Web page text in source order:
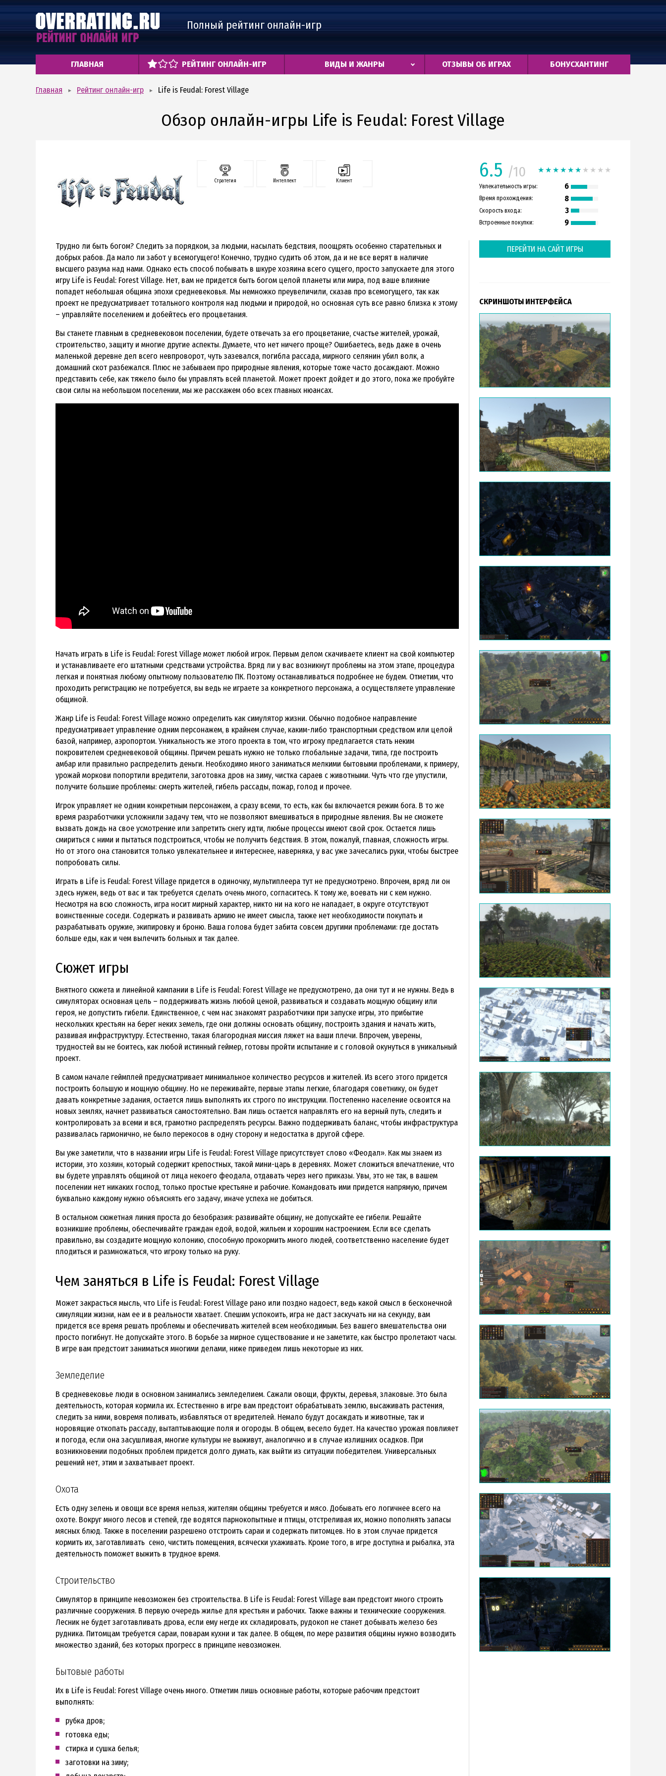
Полный рейтинг онлайн-игр
ГЛАВНАЯ РЕЙТИНГ ОНЛАЙН-ИГР ВИДЫ И ЖАНРЫ ОТЗЫВЫ ОБ ИГРАХ БОНУСХАНТИНГ
Главная Рейтинг онлайн-игр Life is Feudal: Forest Village
Обзор онлайн-игры Life is Feudal: Forest Village
Стратегия Интеллект Клиент 6.5 /10
Увлекательность игры: 6
Время прохождения: 8
Скорость входа: 3
Встроенные покупки: 9
Трудно ли быть богом? Следить за порядком, за людьми, насылать бедствия, поощрять особенно старательных и
добрых рабов. Да мало ли забот у всемогущего! Конечно, трудно судить об этом, да и не все верят в наличие
высшего разума над нами. Однако есть способ побывать в шкуре хозяина всего сущего, просто запускаете для этого
игру Life is Feudal: Forest Village. Нет, вам не придется быть богом целой планеты или мира, под ваше влияние
попадет небольшая община эпохи средневековья. Мы немножко преувеличили, сказав про всемогущего, так как
проект не предусматривает тотального контроля над людьми и природой, но основная суть все равно близка к этому
– управляйте поселением и добейтесь его процветания.
Вы станете главным в средневековом поселении, будете отвечать за его процветание, счастье жителей, урожай,
строительство, защиту и многие другие аспекты. Думаете, что нет ничего проще? Ошибаетесь, ведь даже в очень
маленькой деревне дел всего невпроворот, чуть зазевался, погибла рассада, мирного селянин убил волк, а
домашний скот разбежался. Плюс не забываем про природные явления, которые тоже часто досаждают. Можно
представить себе, как тяжело было бы управлять всей планетой. Может проект дойдет и до этого, пока же пробуйте
свои силы на небольшом поселении, мы же расскажем обо всех главных нюансах.
Начать играть в Life is Feudal: Forest Village может любой игрок. Первым делом скачиваете клиент на свой компьютер
и устанавливаете его штатными средствами устройства. Вряд ли у вас возникнут проблемы на этом этапе, процедура
легкая и понятная любому опытному пользователю ПК. Поэтому останавливаться подробнее не будем. Отметим, что
проходить регистрацию не потребуется, вы ведь не играете за конкретного персонажа, а осуществляете управление
общиной.
Жанр Life is Feudal: Forest Village можно определить как симулятор жизни. Обычно подобное направление
предусматривает управление одним персонажем, в крайнем случае, каким-либо транспортным средством или целой
базой, например, аэропортом. Уникальность же этого проекта в том, что игроку предлагается стать неким
покровителем средневековой общины. Причем решать нужно не только глобальные задачи, типа, где построить
амбар или правильно распределить деньги. Необходимо много заниматься мелкими бытовыми проблемами, к примеру,
урожай моркови попортили вредители, заготовка дров на зиму, чистка сараев с животными. Чуть что где упустили,
получите большие проблемы: смерть жителей, гибель рассады, пожар, голод и прочее.
Игрок управляет не одним конкретным персонажем, а сразу всеми, то есть, как бы включается режим бога. В то же
время разработчики усложнили задачу тем, что не позволяют вмешиваться в природные явления. Вы не сможете
вызвать дождь на свое усмотрение или запретить снегу идти, любые процессы имеют свой срок. Остается лишь
смириться с ними и пытаться подстроиться, чтобы не получить бедствия. В этом, пожалуй, главная, сложность игры.
Но от этого она становится только увлекательнее и интереснее, наверняка, у вас уже зачесались руки, чтобы быстрее
попробовать силы.
Играть в Life is Feudal: Forest Village придется в одиночку, мультиплеера тут не предусмотрено. Впрочем, вряд ли он
здесь нужен, ведь от вас и так требуется сделать очень много, согласитесь. К тому же, воевать ни с кем нужно.
Несмотря на всю сложность, игра носит мирный характер, никто ни на кого не нападает, в округе отсутствуют
воинственные соседи. Содержать и развивать армию не имеет смысла, также нет необходимости покупать и
разрабатывать оружие, экипировку и броню. Ваша голова будет забита совсем другими проблемами: где достать
больше еды, как и чем вылечить больных и так далее.
Сюжет игры
Внятного сюжета и линейной кампании в Life is Feudal: Forest Village не предусмотрено, да они тут и не нужны. Ведь в
симуляторах основная цель – поддерживать жизнь любой ценой, развиваться и создавать мощную общину или
героя, не допустить гибели. Единственное, с чем нас знакомят разработчики при запуске игры, это прибытие
нескольких крестьян на берег неких земель, где они должны основать общину, построить здания и начать жить,
развивая инфраструктуру. Естественно, такая благородная миссия ляжет на ваши плечи. Впрочем, уверены,
трудностей вы не боитесь, как любой истинный геймер, готовы пройти испытание и с головой окунуться в уникальный
проект.
В самом начале геймплей предусматривает минимальное количество ресурсов и жителей. Из всего этого придется
построить большую и мощную общину. Но не переживайте, первые этапы легкие, благодаря советнику, он будет
давать конкретные задания, остается лишь выполнять их строго по инструкции. Постепенно население освоится на
новых землях, начнет развиваться самостоятельно. Вам лишь остается направлять его на верный путь, следить и
контролировать за всеми и вся, грамотно распределять ресурсы. Важно поддерживать баланс, чтобы инфраструктура
развивалась гармонично, не было перекосов в одну сторону и недостатка в другой сфере.
Вы уже заметили, что в названии игры Life is Feudal: Forest Village присутствует слово «Феодал». Как мы знаем из
истории, это хозяин, который содержит крепостных, такой мини-царь в деревнях. Может сложиться впечатление, что
вы будете управлять общиной от лица некоего феодала, отдавать через него приказы. Увы, это не так, в вашем
поселении нет никаких господ, только простые крестьяне и рабочие. Командовать ими придется напрямую, причем
буквально каждому нужно объяснять его задачу, иначе успеха не добиться.
В остальном сюжетная линия проста до безобразия: развивайте общину, не допускайте ее гибели. Решайте
возникшие проблемы, обеспечивайте граждан едой, водой, жильем и хорошим настроением. Если все сделать
правильно, вы создадите мощную колонию, способную прокормить много людей, соответственно население будет
плодиться и размножаться, что игроку только на руку.
Чем заняться в Life is Feudal: Forest Village
Может закрасться мысль, что Life is Feudal: Forest Village рано или поздно надоест, ведь какой смысл в бесконечной
симуляции жизни, нам ее и в реальности хватает. Спешим успокоить, игра не даст заскучать ни на секунду, вам
придется все время решать проблемы и обеспечивать жителей всем необходимым. Без вашего вмешательства они
просто погибнут. Не допускайте этого. В борьбе за мирное существование и не заметите, как быстро пролетают часы.
В игре вам предстоит заниматься многими делами, ниже приведем лишь некоторые из них.
Земледелие
В средневековье люди в основном занимались земледелием. Сажали овощи, фрукты, деревья, злаковые. Это была
деятельность, которая кормила их. Естественно в игре вам предстоит обрабатывать землю, высаживать растения,
следить за ними, вовремя поливать, избавляться от вредителей. Немало будут досаждать и животные, так и
норовящие откопать рассаду, вытаптывающие поля и огороды. В общем, весело будет. На качество урожая повлияет
и погода, если она засушливая, многие культуры не выживут, аналогично и в случае излишних осадков. При
возникновении подобных проблем придется долго думать, как выйти из ситуации победителем. Универсальных
решений нет, этим и захватывает проект.
Охота
Есть одну зелень и овощи все время нельзя, жителям общины требуется и мясо. Добывать его логичнее всего на
охоте. Вокруг много лесов и степей, где водятся парнокопытные и птицы, отстреливая их, можно пополнять запасы
мясных блюд. Также в поселении разрешено отстроить сараи и содержать питомцев. Но в этом случае придется
кормить их, заготавливать сено, чистить помещения, всячески ухаживать. Кроме того, в игре доступна и рыбалка, эта
деятельность поможет выжить в трудное время.
Строительство
Симулятор в принципе невозможен без строительства. В Life is Feudal: Forest Village вам предстоит много строить
различные сооружения. В первую очередь жилье для крестьян и рабочих. Также важны и технические сооружения.
Лесник не будет заготавливать дрова, если ему негде их складировать, рудокоп не станет добывать железо без
рудника. Питомцам требуется сараи, поварам кухни и так далее. В общем, по мере развития общины нужно возводить
множество зданий, без которых прогресс в принципе невозможен.
Бытовые работы
Их в Life is Feudal: Forest Village очень много. Отметим лишь основные работы, которые рабочим предстоит
выполнять:
рубка дров;
готовка еды;
стирка и сушка белья;
заготовки на зиму;
ПЕРЕЙТИ НА САЙТ ИГРЫ
СКРИНШОТЫ ИНТЕРФЕЙСА